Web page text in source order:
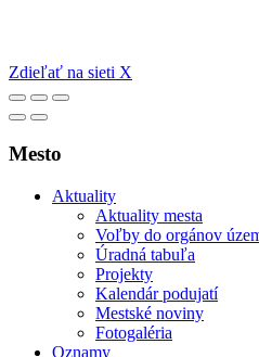
Zdieľať na sieti X
Mesto
Aktuality
Aktuality mesta
Voľby do orgánov
Úradná tabuľa
Projekty
Kalendár podujatí
Mestské noviny
Fotogaléria
Oznamy